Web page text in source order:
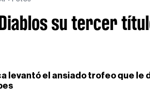
su tercer
levantó el ansiado trofeo que le